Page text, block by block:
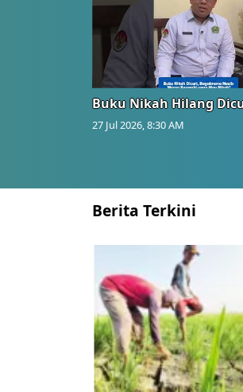
Buku Nikah Hilang
27 Jul 2026, 8:30 AM
Berita Terkini